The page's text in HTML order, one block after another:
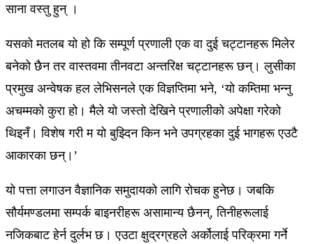
साना वस्तु हुन् ।
यसको मतलब यो हो कि सम्पूर्ण प्रणाली एक वा दुई चट्टानहरू मिलेर
बनेको छैन तर वास्तवमा तीनवटा अन्तरिक्ष चट्टानहरू छन्। लुसीका
प्रमुख अन्वेषक हल लेभिसनले एक विज्ञप्तिमा भने, ‘यो कम्तिमा भन्नु
अचम्मको कुरा हो। मैले यो जस्तो देखिने प्रणालीको अपेक्षा गरेको
थिइनँ। विशेष गरी म यो बुझ्दिन किन भने उपग्रहका दुई भागहरू एउटै
आकारका छन्।’
यो पत्ता लगाउन वैज्ञानिक समुदायको लागि रोचक हुनेछ। जबकि
सौर्यमण्डलमा सम्पर्क बाइनरीहरू असामान्य छैनन्, तिनीहरूलाई
नजिकबाट हेर्न दुर्लभ छ। एउटा क्षुद्रग्रहले अर्कोलाई परिक्रमा गर्ने